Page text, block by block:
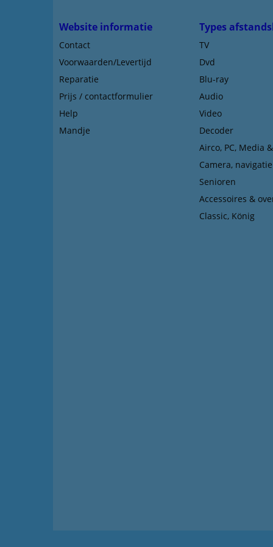
Website informatie
Contact
Voorwaarden/Levertijd
Reparatie
Prijs / contactformulier
Help
Mandje
Types
TV
Dvd
Blu-ray
Audio
Video
Decoder
Airco, PC, Media
Camera, navigatie
Senioren
Accessoires &
Classic, König